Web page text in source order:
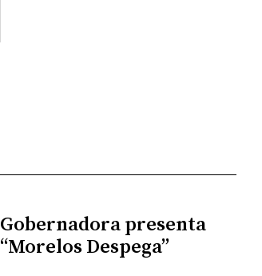
Gobernadora presenta
“Morelos Despega”